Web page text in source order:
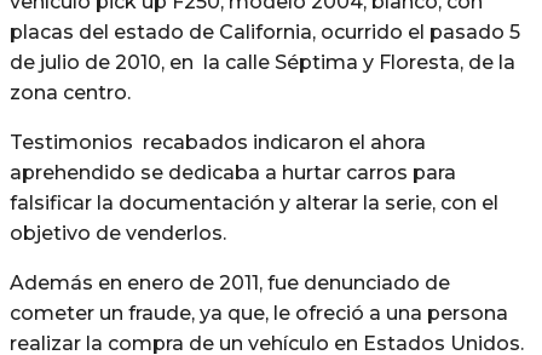
placas del estado de California, ocurrido el pasado 5
de julio de 2010, en la calle Séptima y Floresta, de la
zona centro.
Testimonios recabados indicaron el ahora
aprehendido se dedicaba a hurtar carros para
falsificar la documentación y alterar la serie, con el
objetivo de venderlos.
Además en enero de 2011, fue denunciado de
cometer un fraude, ya que, le ofreció a una persona
realizar la compra de un vehículo en Estados Unidos.